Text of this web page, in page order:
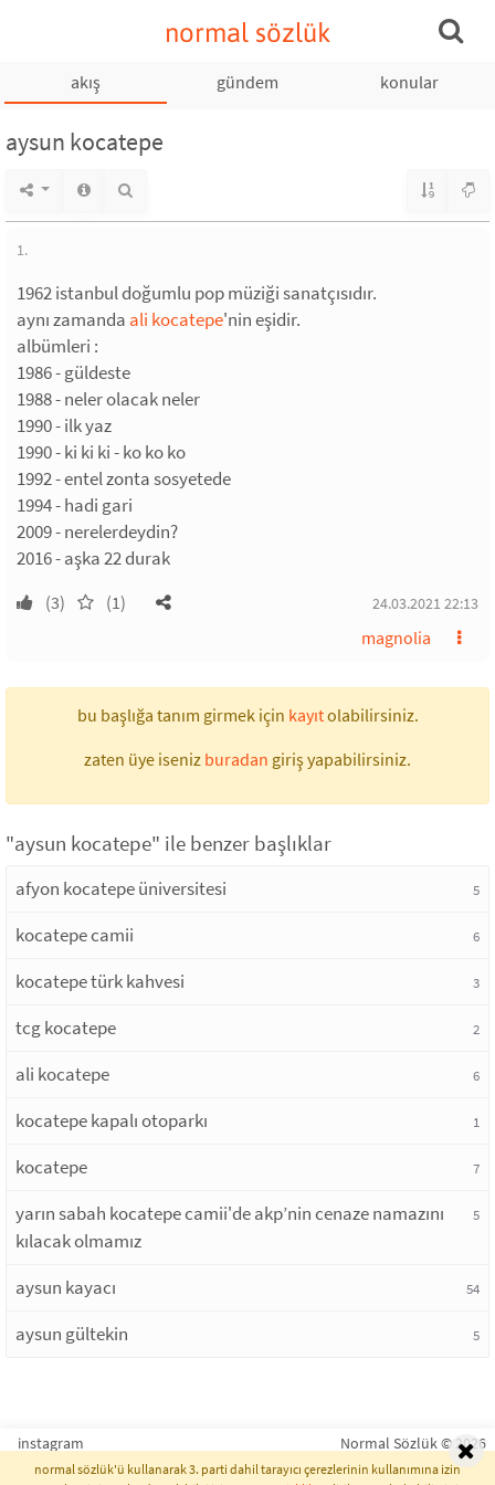
normal sözlük
akış gündem konular
aysun kocatepe
1.
1962 istanbul doğumlu pop müziği sanatçısıdır.
aynı zamanda ali kocatepe'nin eşidir.
albümleri :
1986 - güldeste
1988 - neler olacak neler
1990 - ilk yaz
1990 - ki ki ki - ko ko ko
1992 - entel zonta sosyetede
1994 - hadi gari
2009 - nerelerdeydin?
2016 - aşka 22 durak
(3) (1) 24.03.2021 22:13
magnolia
bu başlığa tanım girmek için kayıtolabilirsiniz.
zaten üye iseniz buradan giriş yapabilirsiniz.
"aysun kocatepe" ile benzer başlıklar
afyon kocatepe üniversitesi 5
kocatepe camii 6
kocatepe türk kahvesi 3
tcg kocatepe 2
ali kocatepe 6
kocatepe kapalı otoparkı 1
kocatepe 7
yarın sabah kocatepe camii'de akp’nin cenaze namazını
kılacak olmamız
5
aysun kayacı 54
aysun gültekin 5
instagram Normal Sözlük © 2026
normal sözlük'ü kullanarak 3. parti dahil tarayıcı çerezlerinin kullanımına izin